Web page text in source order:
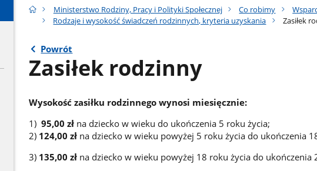
Ministerstwo Rodziny, Pracy i Polityki Społecznej Co robimy
Rodzaje i wysokość świadczeń rodzinnych, kryteria uzyskania
Zasiłek
Powrót
Zasiłek rodzinny
Wysokość zasiłku rodzinnego wynosi miesięcznie:
1)95,00 złna dziecko w wieku do ukończenia 5 roku życia;
2) 124,00 złna dziecko w wieku powyżej 5 roku życia do ukończenia
3) 135,00 złna dziecko w wieku powyżej 18 roku życia do ukończenia